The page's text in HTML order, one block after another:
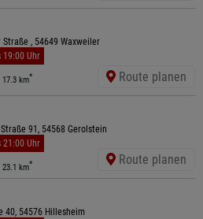
Straße , 54649 Waxweiler
Uhr
17.3 km* Route planen
91, 54568 Gerolstein
Uhr
23.1 km* Route planen
40, 54576 Hillesheim